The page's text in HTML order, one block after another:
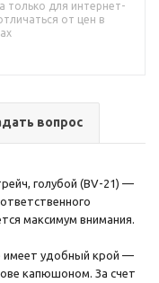
только для интернет-
от цен в
вопрос
голубой (BV-21) —
максимум внимания.
имеет удобный крой —
капюшоном. За счет